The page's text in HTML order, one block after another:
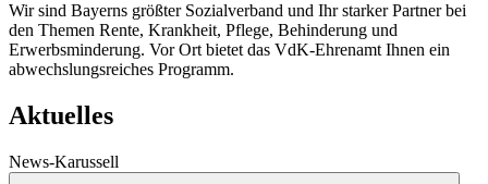
Wir sind Bayerns größter Sozialverband und Ihr starker Partner bei
den Themen Rente, Krankheit, Pflege, Behinderung und
Erwerbsminderung. Vor Ort bietet das VdK-Ehrenamt Ihnen ein
abwechslungsreiches Programm.
Aktuelles
News-Karussell